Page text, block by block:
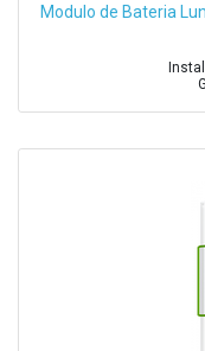
Modulo de Bateria